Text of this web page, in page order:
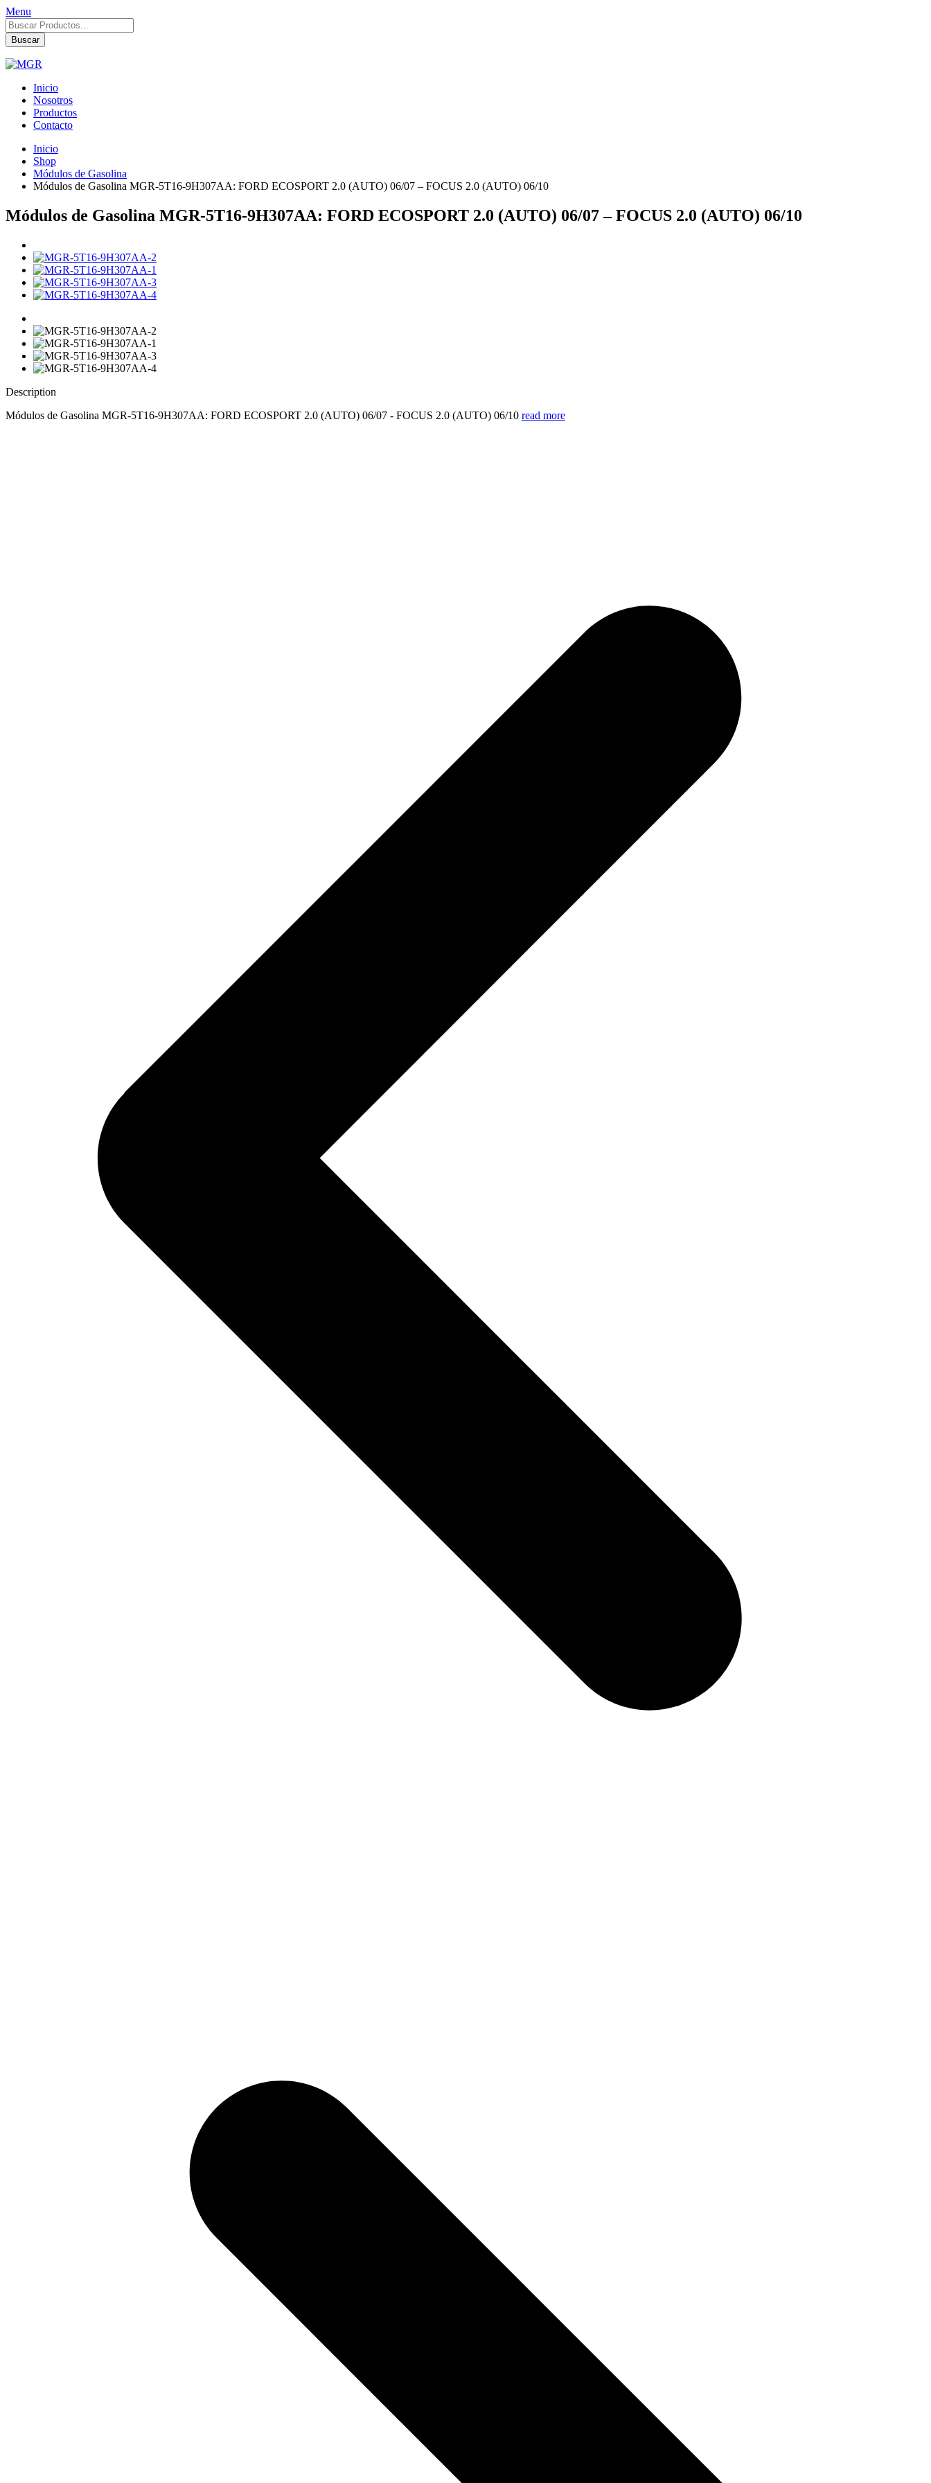
Menu
Búsqueda
de
productos
Buscar
Inicio
Nosotros
Productos
Contacto
Inicio
Shop
Módulos de Gasolina
Módulos de Gasolina MGR-5T16-9H307AA: FORD ECOSPORT 2.0 (AUTO) 06/07 – FOCUS 2.0 (AUTO) 06/10
Módulos de Gasolina MGR-5T16-9H307AA: FORD ECOSPORT 2.0 (AUTO) 06/07 – FOCUS 2.0 (AUTO) 06/10
Description
Módulos de Gasolina MGR-5T16-9H307AA: FORD ECOSPORT 2.0 (AUTO) 06/07 - FOCUS 2.0 (AUTO) 06/10 read more